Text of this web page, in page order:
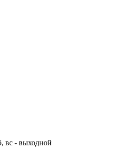
вс - выходной